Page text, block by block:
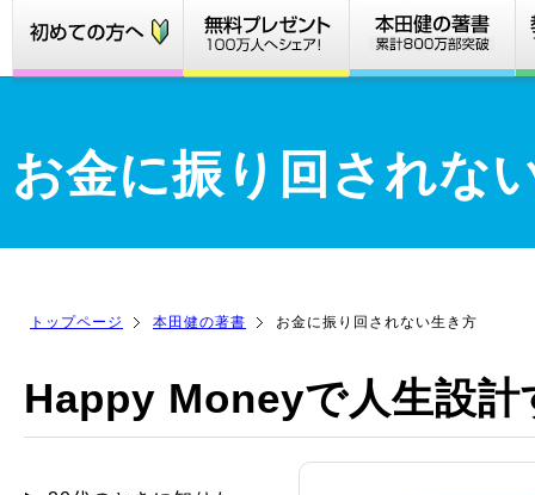
お金に振り回されな
トップページ 本田健の著書 お金に振り回されない生き方
Happy Moneyで人生設